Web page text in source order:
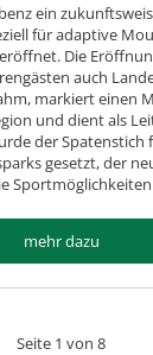
ein
für adaptive
Die
auch
markiert einen
und dient als
der Spatenstich
gesetzt, der
mehr dazu
Seite 1 von 8